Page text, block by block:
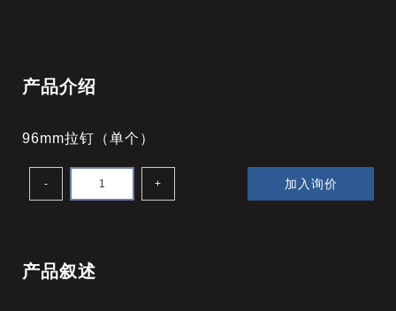
产品介绍
96mm拉钉（单个）
- + 加入询价
产品叙述